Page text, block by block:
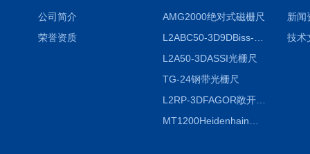
公司简介
荣誉资质
AMG2000绝对式磁栅尺
L2A50-3DASSI光栅尺
TG-24钢带光栅尺
L2RP-3DFAGOR敞开式光栅尺
新闻
技术